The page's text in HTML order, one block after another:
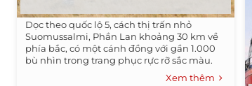
Dọc theo quốc lộ 5, cách thị trấn nhỏ
Suomussalmi, Phần Lan khoảng 30 km về
phía bắc, có một cánh đồng với gần 1.000
bù nhìn trong trang phục rực rỡ sắc màu.
Xem thêm